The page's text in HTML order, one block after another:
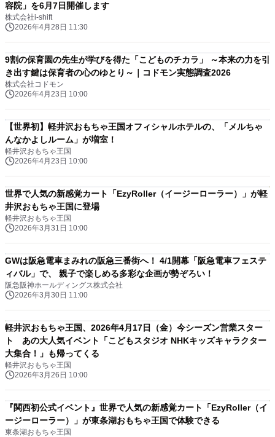
容院」を6月7日開催します
株式会社i-shift
2026年4月28日 11:30
9割の保育園の先生が学びを得た「こどものチカラ」 ～本来の力を引
き出す鍵は保育者の心のゆとり～｜コドモン実態調査2026
株式会社コドモン
2026年4月23日 10:00
【世界初】軽井沢おもちゃ王国オフィシャルホテルの、「メルちゃ
んなかよしルーム」が増室！
軽井沢おもちゃ王国
2026年4月23日 10:00
世界で人気の新感覚カート「EzyRoller（イージーローラー）」が軽
井沢おもちゃ王国に登場
軽井沢おもちゃ王国
2026年3月31日 10:00
GWは阪急電車まみれの阪急三番街へ！ 4/1開幕「阪急電車フェステ
ィバル」で、 親子で楽しめる多彩な企画が勢ぞろい！
阪急阪神ホールディングス株式会社
2026年3月30日 11:00
軽井沢おもちゃ王国、2026年4月17日（金）今シーズン営業スター
ト あの大人気イベント「こどもスタジオ NHKキッズキャラクター
大集合！」も帰ってくる
軽井沢おもちゃ王国
2026年3月26日 10:00
『関西初公式イベント』世界で人気の新感覚カート「EzyRoller（イ
ージーローラー）」が東条湖おもちゃ王国で体験できる
東条湖おもちゃ王国